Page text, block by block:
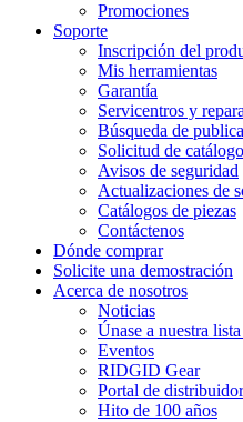
Promociones
Soporte
Inscripción del
Mis herramientas
Garantía
Servicentros y
Búsqueda de
Solicitud de catálogo
Avisos de seguridad
Actualizaciones de
Catálogos de piezas
Contáctenos
Dónde comprar
Solicite una demostración
Acerca de nosotros
Noticias
Únase a nuestra
Eventos
RIDGID Gear
Portal de
Hito de 100 años